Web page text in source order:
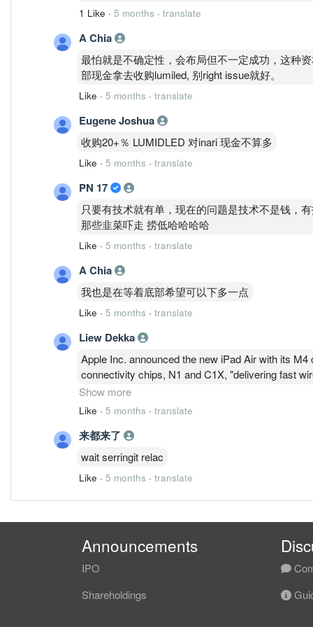
1 Like · 5 months · translate
A Chia
最怕就是不确定性，会布局但不一定成功，这种
部现金拿去收购lumiled, 别right issue就好。
Like · 5 months · translate
Eugene Joshua
收购20+％ LUMIDLED 对inari 现金不算多
Like · 5 months · translate
PN 17
只要有技术就有单，现在的问题是技术不是钱，
那些韭菜吓走 捞低哈哈哈哈
Like · 5 months · translate
A Chia
我也是在等着底部希望可以下多一点
Like · 5 months · translate
Liew Dekka
Apple Inc. announced the new iPad Air with its
connectivity chips, N1 and C1X, "delivering fast
The gadget is available in two sizes, the 11-inch
device runs on M4, the latest Apple-designed
Show more
Like · 5 months · translate
来都来了
wait serringit relac
Like · 5 months · translate
Announcements
IPO
Shareholdings